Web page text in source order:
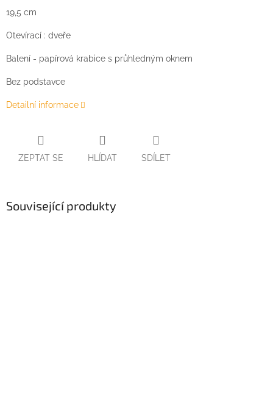
19,5 cm
Otevírací : dveře
Balení - papírová krabice s průhledným oknem
Bez podstavce
Detailní informace
ZEPTAT SE HLÍDAT SDÍLET
Související produkty